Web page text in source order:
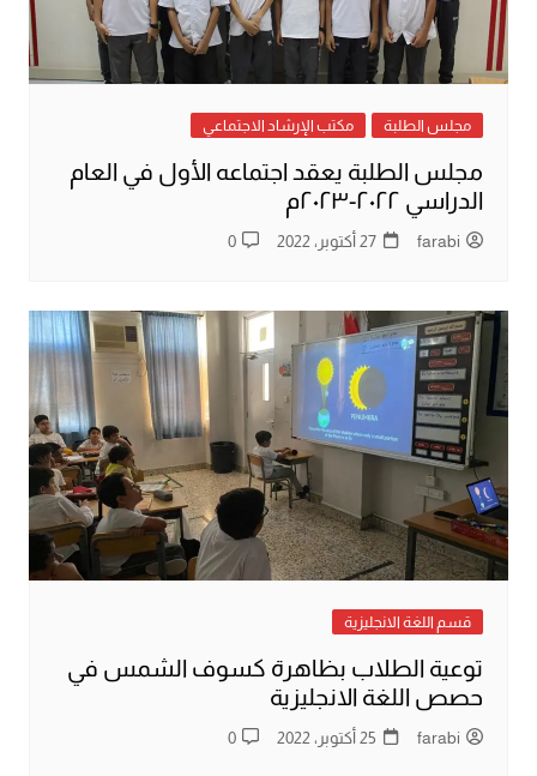
مجلس الطلبة مكتب الإرشاد الاجتماعي
مجلس الطلبة يعقد اجتماعه الأول في العام
الدراسي ٢٠٢٢-٢٠٢٣م
farabi 27 أكتوبر، 2022 0
قسم اللغة الانجليزية
توعية الطلاب بظاهرة كسوف الشمس في
حصص اللغة الانجليزية
farabi 25 أكتوبر، 2022 0